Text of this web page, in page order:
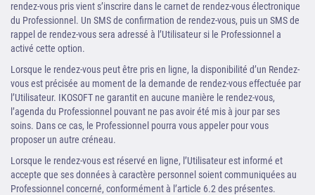
rendez-vous pris vient s’inscrire dans le carnet de rendez-vous électronique
du Professionnel. Un SMS de confirmation de rendez-vous, puis un SMS de
rappel de rendez-vous sera adressé à l’Utilisateur si le Professionnel a
activé cette option.
Lorsque le rendez-vous peut être pris en ligne, la disponibilité d’un Rendez-
vous est précisée au moment de la demande de rendez-vous effectuée par
l’Utilisateur. IKOSOFT ne garantit en aucune manière le rendez-vous,
l’agenda du Professionnel pouvant ne pas avoir été mis à jour par ses
soins. Dans ce cas, le Professionnel pourra vous appeler pour vous
proposer un autre créneau.
Lorsque le rendez-vous est réservé en ligne, l’Utilisateur est informé et
accepte que ses données à caractère personnel soient communiquées au
Professionnel concerné, conformément à l’article 6.2 des présentes.